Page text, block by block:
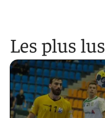
Les plus lus